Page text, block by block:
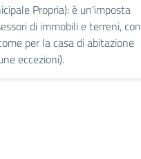
Propria): è un'imposta
di immobili e terreni, con
per la casa di abitazione
eccezioni).